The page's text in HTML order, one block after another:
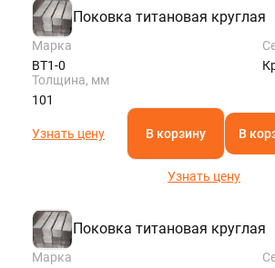
Поковка титановая круглая
Марка
ВТ1-0
Толщина, мм
101
Узнать цену В корзину В
Узнать цену
Поковка титановая круглая
Марка